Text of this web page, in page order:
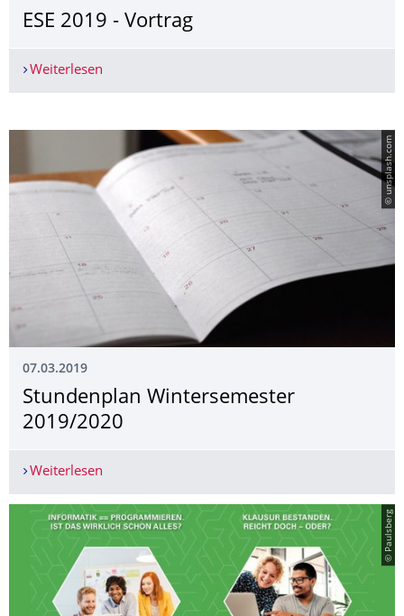
ESE 2019 - Vortrag
Weiterlesen
© unsplash.com
07.03.2019
Stundenplan Wintersemester
2019/2020
Weiterlesen
© Paulsberg